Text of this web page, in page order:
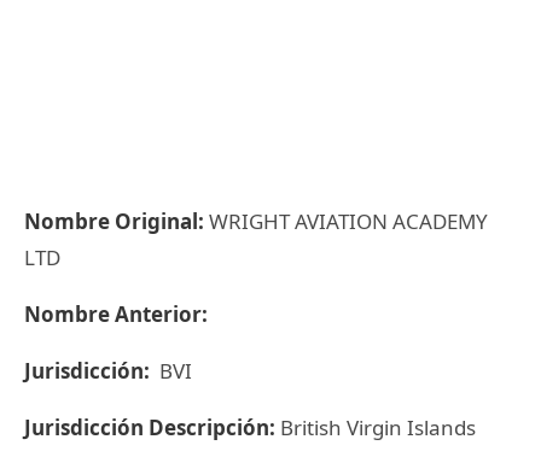
Nombre Original: WRIGHT AVIATION ACADEMY
LTD
Nombre Anterior:
Jurisdicción: BVI
Jurisdicción Descripción: British Virgin Islands